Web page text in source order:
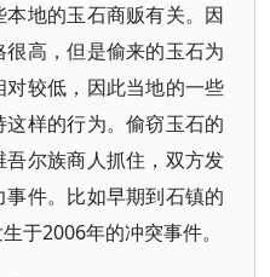
地的玉石商贩有关。因
高，但是偷来的玉石为
较低，因此当地的一些
样的行为。偷窃玉石的
尔族商人抓住，双方发
件。比如早期到石镇的
于2006年的冲突事件。